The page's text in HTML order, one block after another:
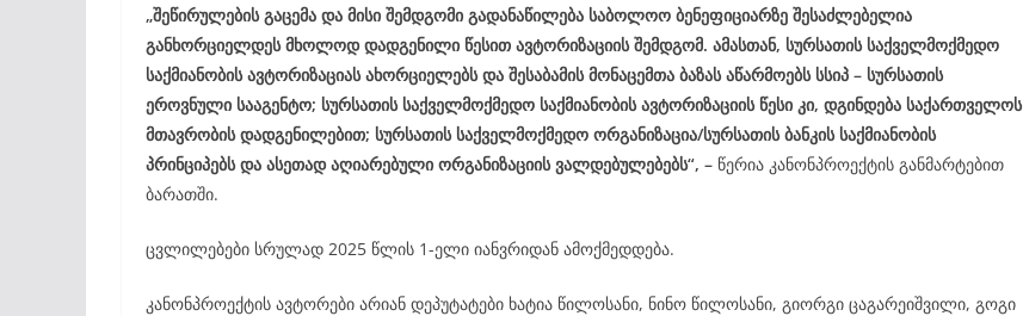
„შეწირულების გაცემა და მისი შემდგომი გადანაწილება საბოლოო ბენეფიციარზე შესაძლებელია
განხორციელდეს მხოლოდ დადგენილი წესით ავტორიზაციის შემდგომ. ამასთან, სურსათის საქველმოქმედო
საქმიანობის ავტორიზაციას ახორციელებს და შესაბამის მონაცემთა ბაზას აწარმოებს სსიპ – სურსათის
ეროვნული სააგენტო; სურსათის საქველმოქმედო საქმიანობის ავტორიზაციის წესი კი, დგინდება საქართველოს
მთავრობის დადგენილებით; სურსათის საქველმოქმედო ორგანიზაცია/სურსათის ბანკის საქმიანობის
პრინციპებს და ასეთად აღიარებული ორგანიზაციის ვალდებულებებს“, – წერია კანონპროექტის განმარტებით
ბარათში.
ცვლილებები სრულად 2025 წლის 1-ელი იანვრიდან ამოქმედდება.
კანონპროექტის ავტორები არიან დეპუტატები ხატია წილოსანი, ნინო წილოსანი, გიორგი ცაგარეიშვილი, გოგი